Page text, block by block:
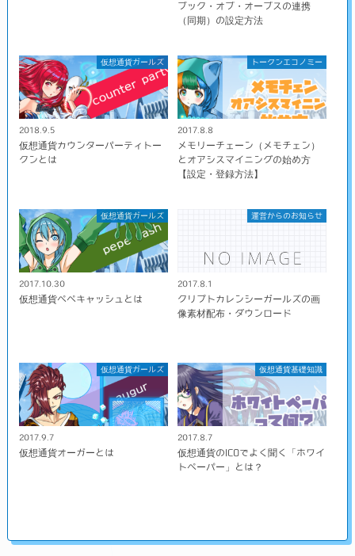
ブック・オブ・オーブスの連携
（同期）の設定方法
仮想通貨ガールズ
2018.9.5
仮想通貨カウンターパーティトー
クンとは
トークンエコノミー
2017.8.8
メモリーチェーン（メモチェン）
とオアシスマイニングの始め方
【設定・登録方法】
仮想通貨ガールズ
2017.10.30
仮想通貨ペペキャッシュとは
運営からのお知らせ
2017.8.1
クリプトカレンシーガールズの画
像素材配布・ダウンロード
仮想通貨ガールズ
2017.9.7
仮想通貨オーガーとは
仮想通貨基礎知識
2017.8.7
仮想通貨のICOでよく聞く「ホワイ
トペーパー」とは？